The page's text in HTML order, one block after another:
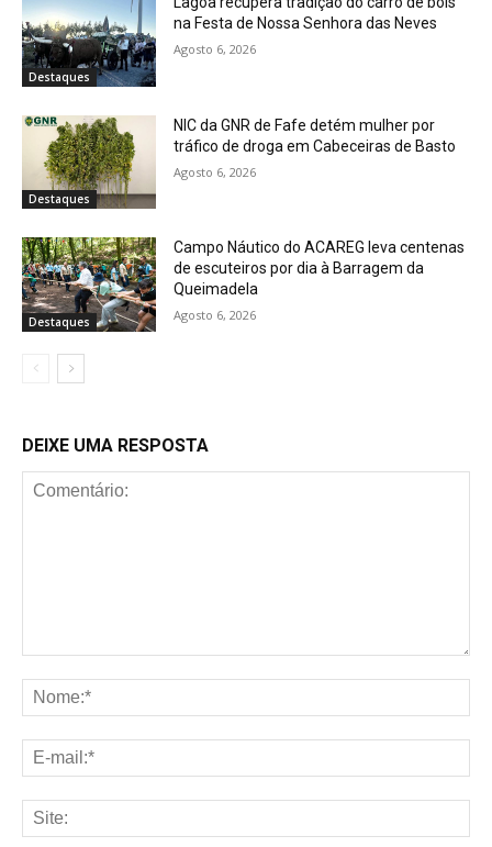
Destaques
na Festa de Nossa Senhora das Neves
Agosto 6, 2026
Destaques
NIC da GNR de Fafe detém mulher por
tráfico de droga em Cabeceiras de Basto
Agosto 6, 2026
Destaques
Campo Náutico do ACAREG leva centenas
de escuteiros por dia à Barragem da
Queimadela
Agosto 6, 2026
DEIXE UMA RESPOSTA